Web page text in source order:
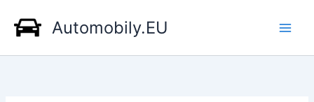
obsah
Automobily.EU